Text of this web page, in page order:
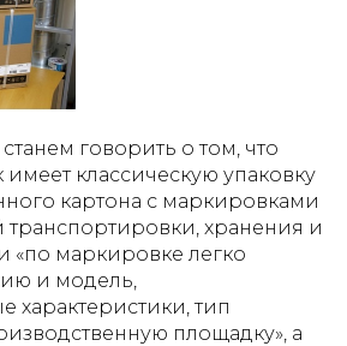
говорить о том, что
классическую упаковку
картона с маркировками
хранения и
«по маркировке легко
и модель,
характеристики, тип
площадку», а